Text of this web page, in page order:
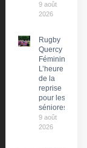
9 août
2026
Rugby
Quercy
Féminin :
L’heure
de la
reprise
pour les
séniores
9 août
2026